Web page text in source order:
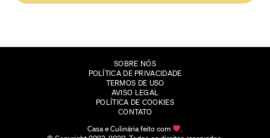
SOBRE NÓS
POLÍTICA DE PRIVACIDADE
TERMOS DE USO
AVISO LEGAL
POLÍTICA DE COOKIES
CONTATO
Casa e Culinária feito com
.